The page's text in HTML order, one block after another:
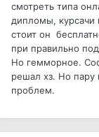
смотреть типа
дипломы, курсачи
стоит он
при правильно
Но гемморное.
решал хз. Но пару
проблем.